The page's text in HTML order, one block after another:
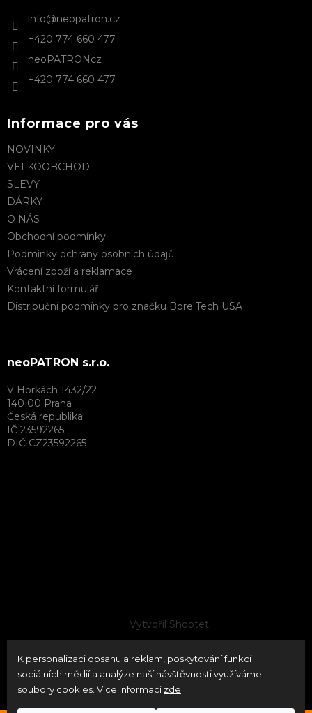
K personalizaci obsahu a reklam, poskytování funkcí
sociálních médií a analýze naší návštěvnosti využíváme
soubory cookies. Více informacízde
info@neopatron.cz
+420 774 660 477
neoPATRONcz
+420 774 660 477
Informace pro vás
NOVINKY
VELKOOBCHOD
SLEVY
DÁRKY
O NÁS
Obchodní podmínky
Podmínky ochrany osobních údajů
Vrácení zboží a reklamace
Kontaktní formulář
Distribuční podmínky pro značku Bore Tech USA
neoPATRON s.r.o.
V Horkách 1432/22
140 00 Praha
Česká republika
IČ 23592265
DIČ CZ23592265
Vytvořil Shoptet
Copyright 2026neoPATRON . Všechna práva vyhrazena.
Upravit nastavení cookies